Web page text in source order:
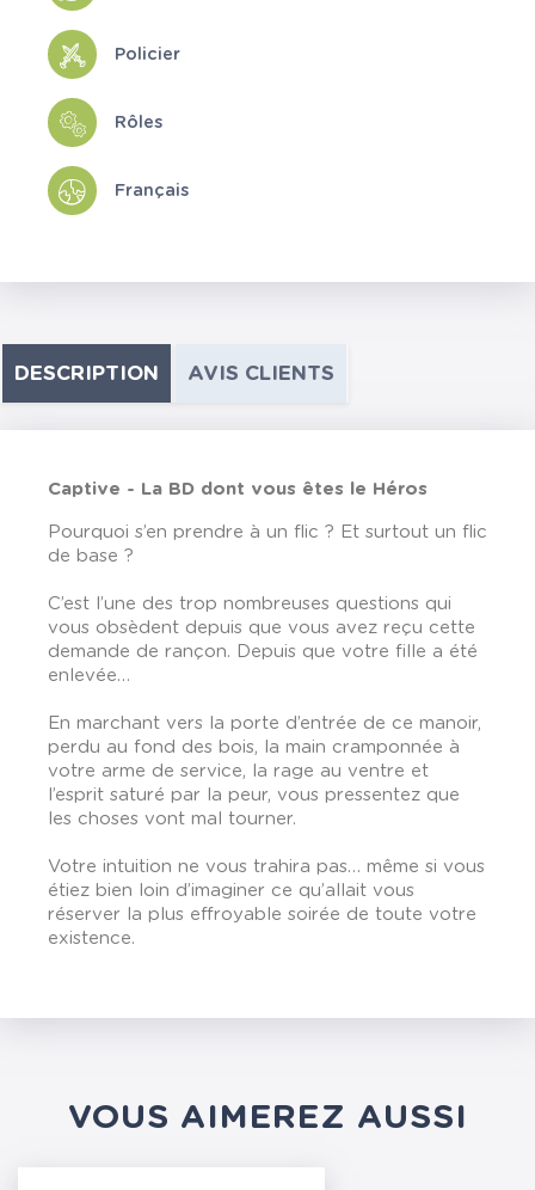
Policier
Rôles
Français
DESCRIPTION AVIS CLIENTS
Captive - La BD dont vous êtes le Héros
Pourquoi s’en prendre à un flic ? Et surtout un flic
de base ?
C’est l’une des trop nombreuses questions qui
vous obsèdent depuis que vous avez reçu cette
demande de rançon. Depuis que votre fille a été
enlevée…
En marchant vers la porte d’entrée de ce manoir,
perdu au fond des bois, la main cramponnée à
votre arme de service, la rage au ventre et
l’esprit saturé par la peur, vous pressentez que
les choses vont mal tourner.
Votre intuition ne vous trahira pas… même si vous
étiez bien loin d’imaginer ce qu’allait vous
réserver la plus effroyable soirée de toute votre
existence.
VOUS AIMEREZ AUSSI